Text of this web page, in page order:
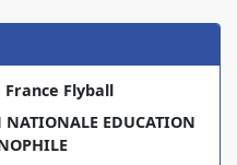
Flyball
EDUCATION